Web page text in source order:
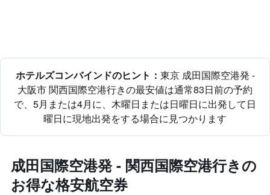
ホテルズコンバインド​のヒント： 東京 成田国際空港発 -
大阪市 関西国際空港行きの最安値は通常83日前の予約
で、5月または4月に、木曜日​または日曜日に出発して日
曜日に現地出発をする場合に見つかります
​成田国際空港発 - 関西国際空港​行きの
お得な格安航空券